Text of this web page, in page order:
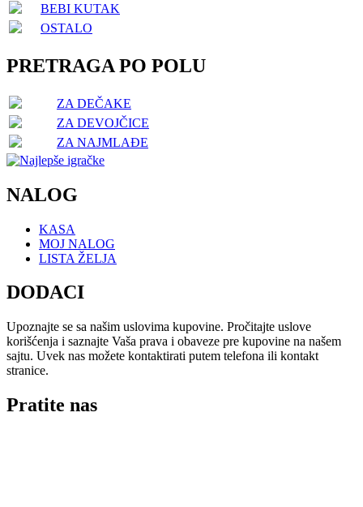
BEBI KUTAK
OSTALO
PRETRAGA PO POLU
ZA DEČAKE
ZA DEVOJČICE
ZA NAJMLAĐE
NALOG
KASA
MOJ NALOG
LISTA ŽELJA
DODACI
Upoznajte se sa našim uslovima kupovine. Pročitajte uslove
korišćenja i saznajte Vaša prava i obaveze pre kupovine na našem
sajtu. Uvek nas možete kontaktirati putem telefona ili kontakt
stranice.
Pratite nas